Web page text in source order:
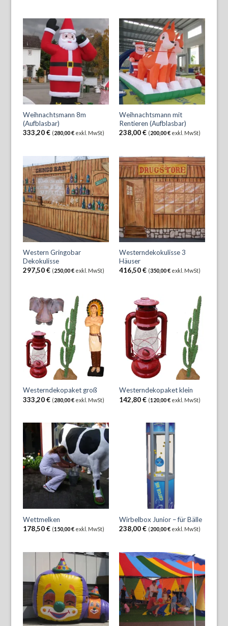
Weihnachtsmann 8m
(Aufblasbar)
333,20€ (280,00€ exkl. MwSt)
Weihnachtsmann mit
Rentieren (Aufblasbar)
238,00€ (200,00€exkl. MwSt)
Western Gringobar
Dekokulisse
297,50€ (250,00€ exkl. MwSt)
Westerndekokulisse 3
Häuser
416,50€ (350,00€exkl. MwSt)
Westerndekopaket groß
333,20€ (280,00€ exkl. MwSt)
Westerndekopaket klein
142,80€ (120,00€exkl. MwSt)
Wettmelken
178,50€ (150,00€ exkl. MwSt)
Wirbelbox Junior – für Bälle
238,00€ (200,00€exkl. MwSt)